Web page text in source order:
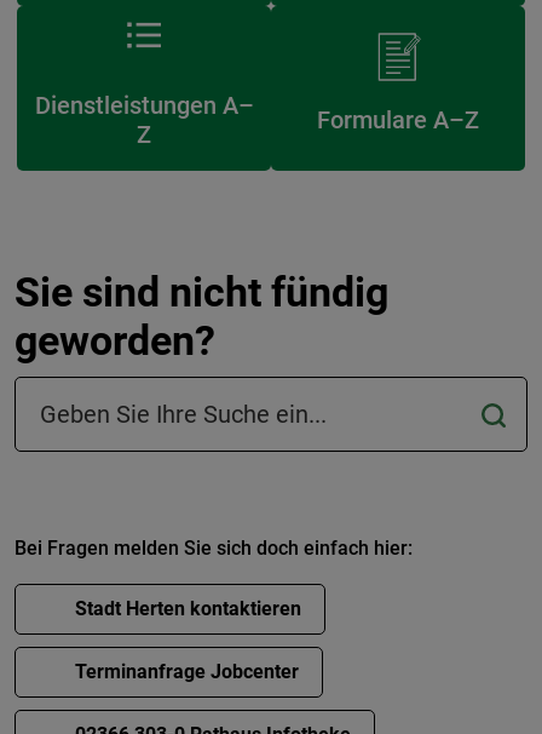
Dienstleistungen A–
Z
Formulare A–Z
Sie sind nicht fündig
geworden?
Suchfeld in der Fußzeile
Bei Fragen melden Sie sich doch einfach hier:
Stadt Herten kontaktieren
Terminanfrage Jobcenter